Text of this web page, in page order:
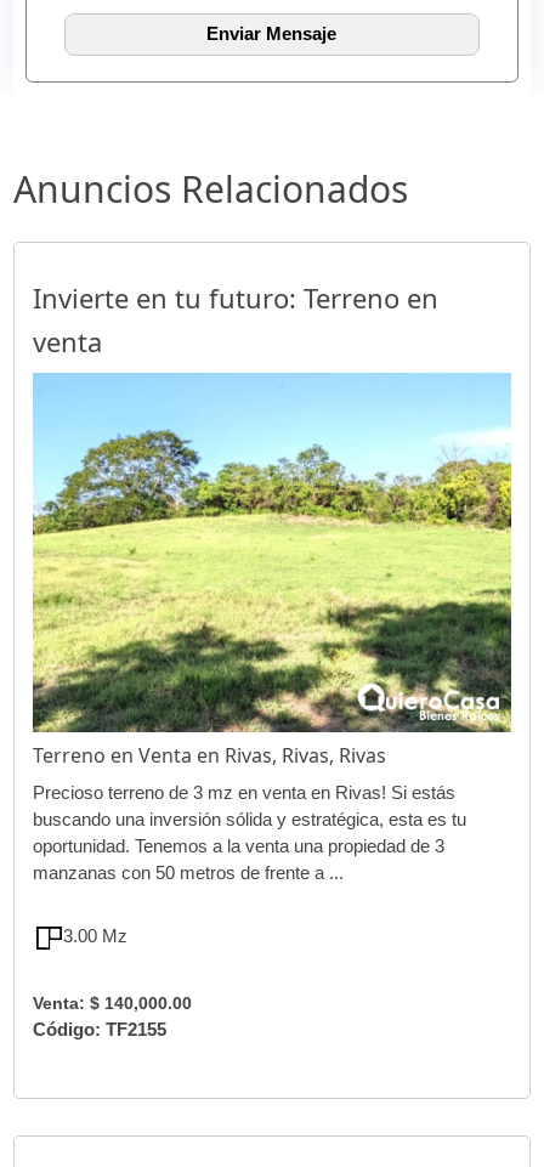
Anuncios Relacionados
Invierte en tu futuro: Terreno en
venta
Terreno en Venta en Rivas, Rivas, Rivas
Precioso terreno de 3 mz en venta en Rivas! Si estás
buscando una inversión sólida y estratégica, esta es tu
oportunidad. Tenemos a la venta una propiedad de 3
manzanas con 50 metros de frente a ...
3.00 Mz
Venta: $ 140,000.00
Código: TF2155